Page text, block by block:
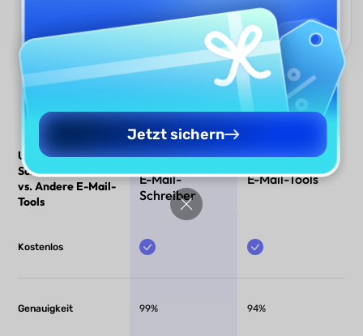
die KI generiert die E-Mail in der gewünschten Zielsprache –
ideal für globale Kommunikation ohne Sprachbarrieren.
UPDF AI E-Mail-
Schreiber
vs. Andere E-Mail-
Tools
UPDF AI
E-Mail-
Schreiber
Andere KI-
E-Mail-Tools
Kostenlos
Genauigkeit 99% 94%
Jetzt sichern